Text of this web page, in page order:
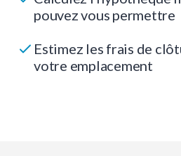
pouvez vous permettre
Estimez les frais de
votre emplacement